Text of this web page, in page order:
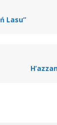
Lasu”